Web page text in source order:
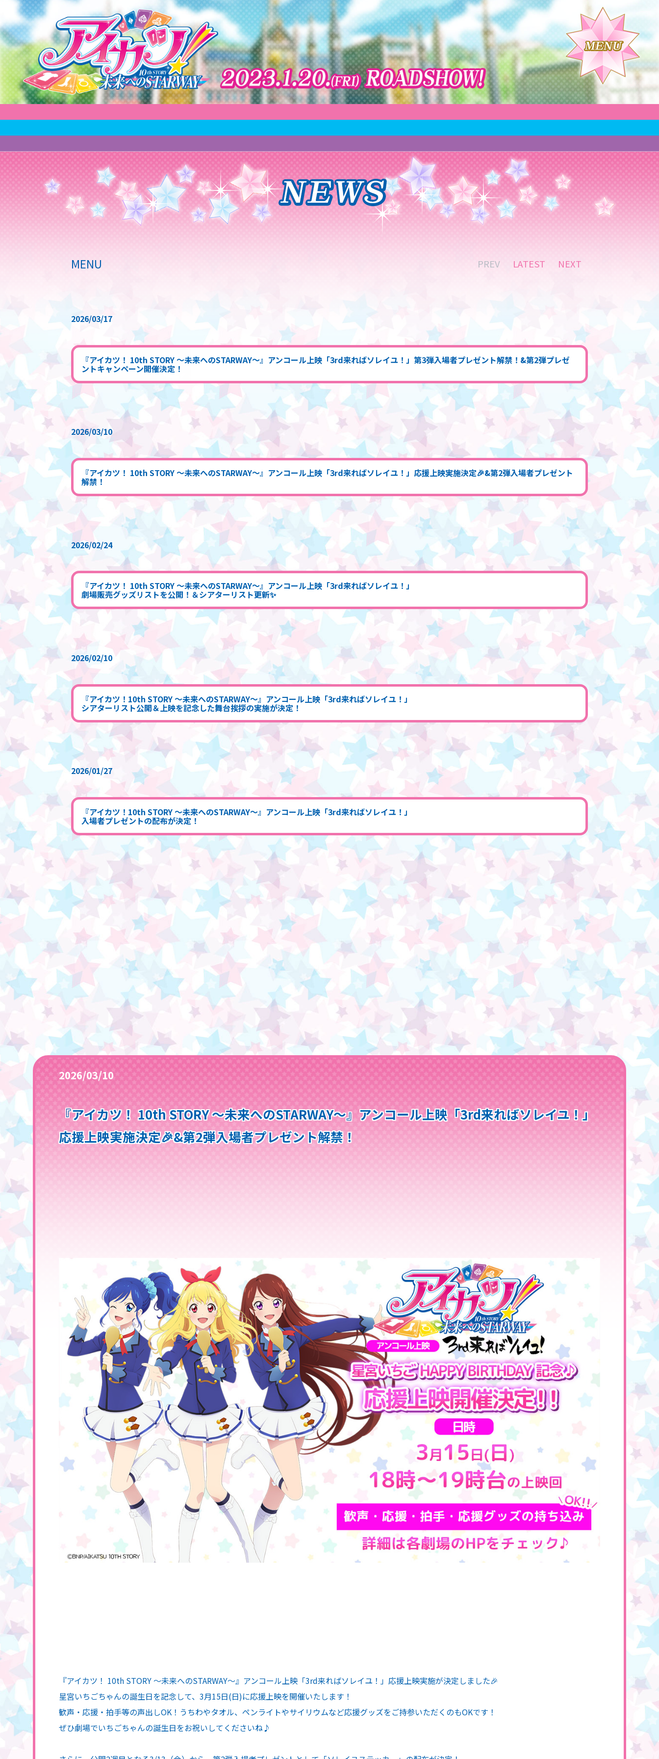
MENU PREV LATEST NEXT
2026/03/17
『アイカツ！ 10th STORY ～未来へのSTARWAY～』アンコール上映「3rd来ればソレイユ！」第3弾入場者プレゼント解禁！&第2弾プレゼ
ントキャンペーン開催決定！
2026/03/10
『アイカツ！ 10th STORY ～未来へのSTARWAY～』アンコール上映「3rd来ればソレイユ！」応援上映実施決定🎉&第2弾入場者プレゼント
解禁！
2026/02/24
『アイカツ！ 10th STORY ～未来へのSTARWAY～』アンコール上映「3rd来ればソレイユ！」
劇場販売グッズリストを公開！＆シアターリスト更新✨
2026/02/10
『アイカツ！10th STORY ～未来へのSTARWAY～』アンコール上映「3rd来ればソレイユ！」
シアターリスト公開＆上映を記念した舞台挨拶の実施が決定！
2026/01/27
『アイカツ！10th STORY ～未来へのSTARWAY～』アンコール上映「3rd来ればソレイユ！」
入場者プレゼントの配布が決定！
2026/03/10
『アイカツ！ 10th STORY ～未来へのSTARWAY～』アンコール上映「3rd来ればソレイユ！」
応援上映実施決定🎉&第2弾入場者プレゼント解禁！
『アイカツ！ 10th STORY ～未来へのSTARWAY～』アンコール上映「3rd来ればソレイユ！」応援上映実施が決定しました🎉
星宮いちごちゃんの誕生日を記念して、3月15日(日)に応援上映を開催いたします！
歓声・応援・拍手等の声出しOK！うちわやタオル、ペンライトやサイリウムなど応援グッズをご持参いただくのもOKです！
ぜひ劇場でいちごちゃんの誕生日をお祝いしてくださいね♪